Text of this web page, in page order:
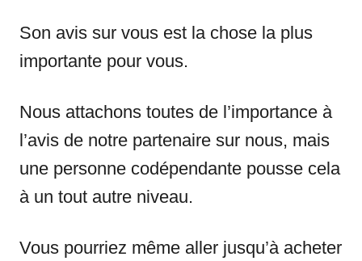
Son avis sur vous est la chose la plus
importante pour vous.
Nous attachons toutes de l’importance à
l’avis de notre partenaire sur nous, mais
une personne codépendante pousse cela
à un tout autre niveau.
Vous pourriez même aller jusqu’à acheter